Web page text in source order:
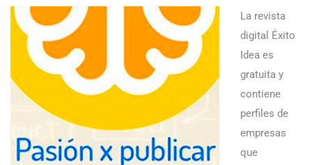
La revista
digital Éxito
Idea es
gratuita y
contiene
perfiles de
empresas
que